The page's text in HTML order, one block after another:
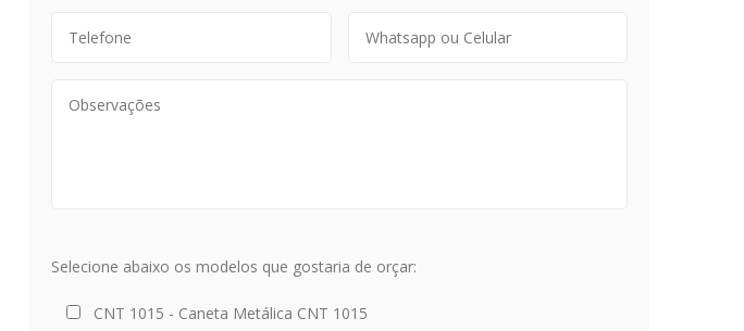
Selecione abaixo os modelos que gostaria de orçar:
CNT 1015 - Caneta Metálica CNT 1015